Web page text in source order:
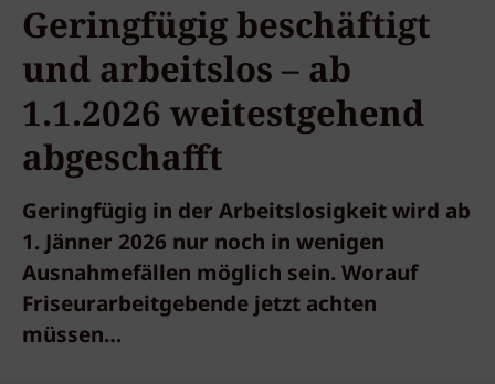
Geringfügig beschäftigt
und arbeitslos – ab
1.1.2026 weitestgehend
abgeschafft
Geringfügig in der Arbeitslosigkeit wird ab
1. Jänner 2026 nur noch in wenigen
Ausnahmefällen möglich sein. Worauf
Friseurarbeitgebende jetzt achten
müssen…